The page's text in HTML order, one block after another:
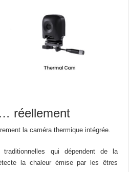
réellement
la caméra thermique intégrée.
traditionnelles qui dépendent de la
la chaleur émise par les êtres